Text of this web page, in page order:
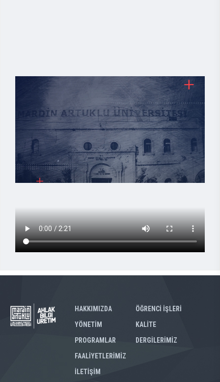
HAKKIMIZDA
YÖNETİM
PROGRAMLAR
ÖĞRENCİ İŞLERİ
KALİTE
DERGİLERİMİZ
FAALİYETLERİMİZ
İLETİŞİM